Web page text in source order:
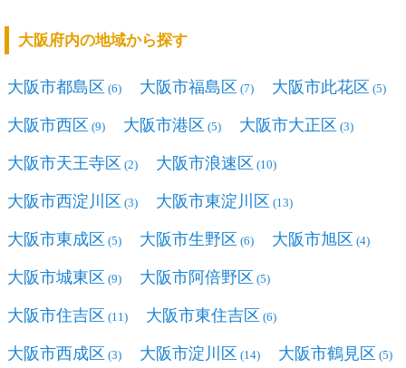
大阪府内の地域から探す
大阪市都島区 (6) 大阪市福島区 (7) 大阪市此花区 (5)
大阪市西区 (9) 大阪市港区 (5) 大阪市大正区 (3)
大阪市天王寺区 (2) 大阪市浪速区 (10)
大阪市西淀川区 (3) 大阪市東淀川区 (13)
大阪市東成区 (5) 大阪市生野区 (6) 大阪市旭区 (4)
大阪市城東区 (9) 大阪市阿倍野区 (5)
大阪市住吉区 (11) 大阪市東住吉区 (6)
大阪市西成区 (3) 大阪市淀川区 (14) 大阪市鶴見区 (5)